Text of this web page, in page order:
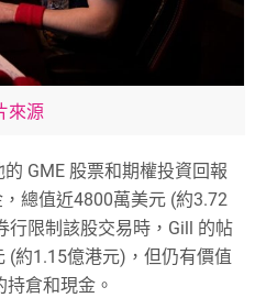
來源
GME 股票和期權投資回報
總值近4800萬美元 (約3.72
行限制該股交易時，Gill 的帖
(約1.15億港元)，但仍有價值
倉和現金。